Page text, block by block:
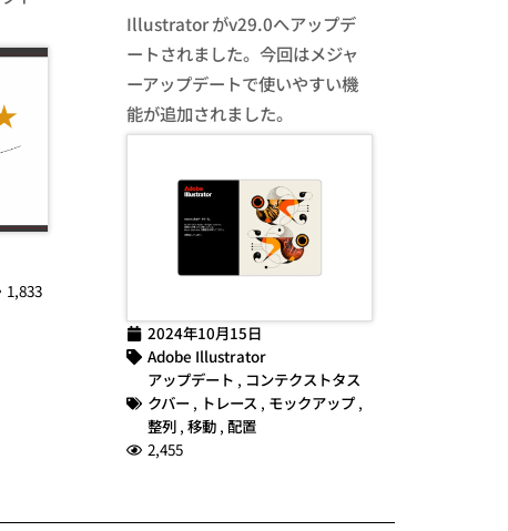
1,833
Illustrator がv29.0へアップデ
ートされました。今回はメジャ
ーアップデートで使いやすい機
能が追加されました。
2024年10月15日
Adobe Illustrator
アップデート , コンテクストタス
クバー, トレース , モックアップ,
整列, 移動, 配置
2,455